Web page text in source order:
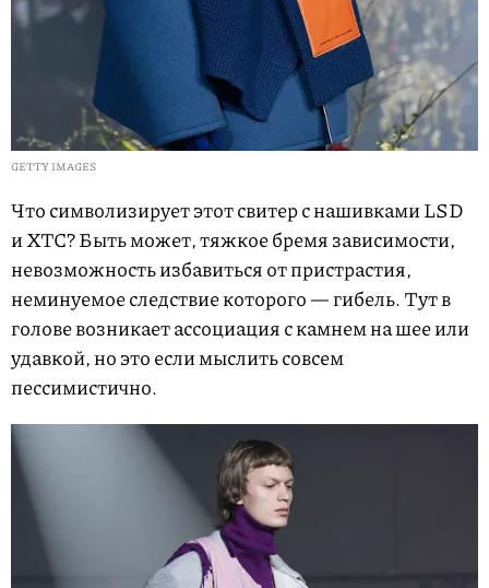
GETTY IMAGES
Что символизирует этот свитер с нашивками LSD
и XTC? Быть может, тяжкое бремя зависимости,
невозможность избавиться от пристрастия,
неминуемое следствие которого — гибель. Тут в
голове возникает ассоциация с камнем на шее или
удавкой, но это если мыслить совсем
пессимистично.